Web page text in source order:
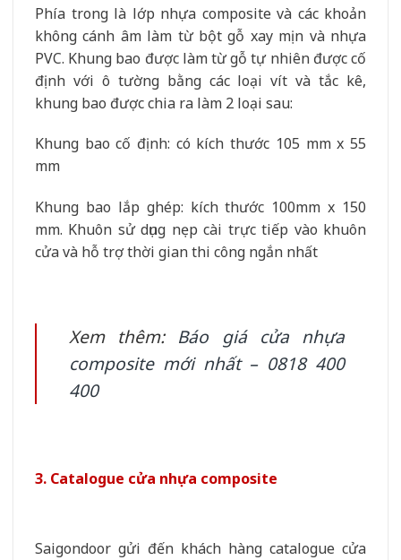
Phía trong là lớp nhựa composite và các khoản
không cánh âm làm từ bột gỗ xay mịn và nhựa
PVC. Khung bao được làm từ gỗ tự nhiên được cố
định với ô tường bằng các loại vít và tắc kê,
khung bao được chia ra làm 2 loại sau:
Khung bao cố định: có kích thước 105 mm x 55
mm
Khung bao lắp ghép: kích thước 100mm x 150
mm. Khuôn sử dụng nẹp cài trực tiếp vào khuôn
cửa và hỗ trợ thời gian thi công ngắn nhất
Xem thêm: Báo giá cửa nhựa
composite mới nhất – 0818 400
400
3. Catalogue cửa nhựa composite
Saigondoor gửi đến khách hàng catalogue cửa